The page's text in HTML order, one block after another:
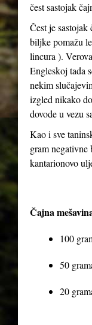
čest sastojak
Čest je sastojak
biljke pomažu
lincura ).
Engleskoj tada
nekim
izgled nikako
dovode u vezu
Kao i sve
gram negativne
kantarionovo
Čajna
100
50
20